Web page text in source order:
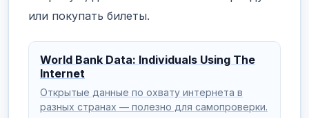
или покупать билеты.
World Bank Data: Individuals Using The
Internet
Открытые данные по охвату интернета в
разных странах — полезно для самопроверки.